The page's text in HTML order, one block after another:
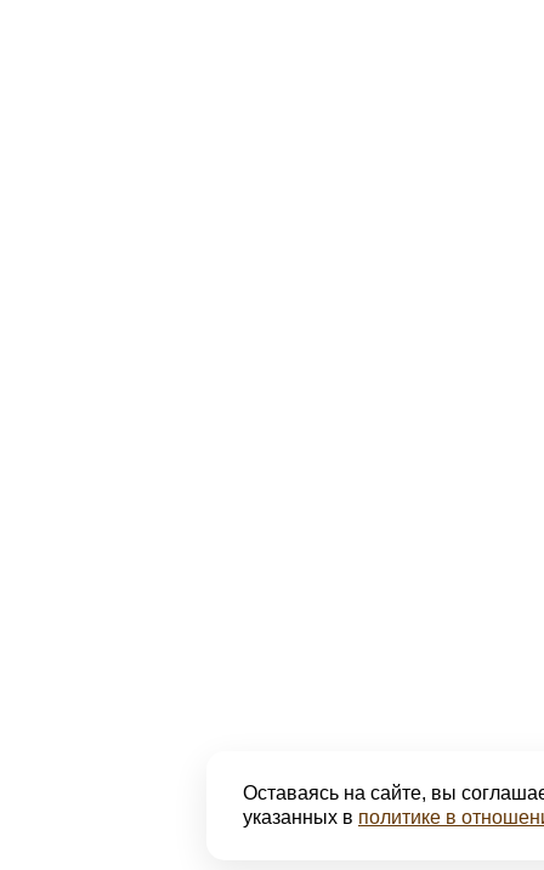
Оставаясь на сайте, вы
указанных в политике в